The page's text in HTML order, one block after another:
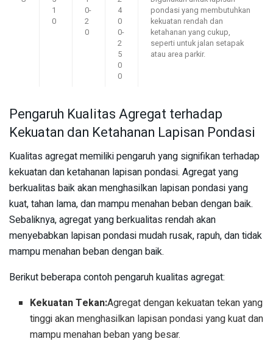
1
0
0-
2
0
4
0
0-
2
5
0
0
pondasi yang membutuhkan
kekuatan rendah dan
ketahanan yang cukup,
seperti untuk jalan setapak
atau area parkir.
Pengaruh Kualitas Agregat terhadap
Kekuatan dan Ketahanan Lapisan Pondasi
Kualitas agregat memiliki pengaruh yang signifikan terhadap
kekuatan dan ketahanan lapisan pondasi. Agregat yang
berkualitas baik akan menghasilkan lapisan pondasi yang
kuat, tahan lama, dan mampu menahan beban dengan baik.
Sebaliknya, agregat yang berkualitas rendah akan
menyebabkan lapisan pondasi mudah rusak, rapuh, dan tidak
mampu menahan beban dengan baik.
Berikut beberapa contoh pengaruh kualitas agregat:
Kekuatan Tekan:Agregat dengan kekuatan tekan yang
tinggi akan menghasilkan lapisan pondasi yang kuat dan
mampu menahan beban yang besar.